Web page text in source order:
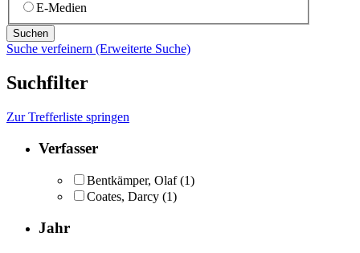
E-Medien
Suche verfeinern (Erweiterte Suche)
Suchfilter
Zur Trefferliste springen
Verfasser
Bentkämper, Olaf (1)
Coates, Darcy (1)
Jahr